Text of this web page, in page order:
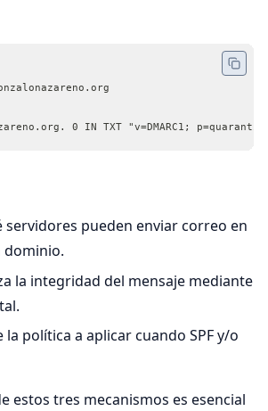
0 IN TXT "v=DMARC1;
servidores pueden enviar correo en
dominio.
la integridad del mensaje mediante
la política a aplicar cuando SPF y/o
estos tres mecanismos es esencial